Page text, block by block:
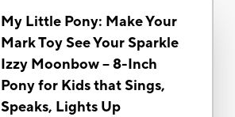
My Little Pony: Make Your
Mark Toy See Your Sparkle
Izzy Moonbow -- 8-Inch
Pony for Kids that Sings,
Speaks, Lights Up